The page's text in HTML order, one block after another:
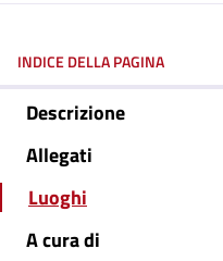
INDICE DELLA PAGINA
Descrizione
Allegati
Luoghi
A cura di